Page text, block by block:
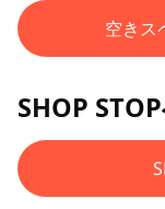
空きス
SHOP